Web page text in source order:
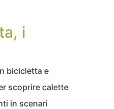
i
bicicletta e
scoprire calette
in scenari